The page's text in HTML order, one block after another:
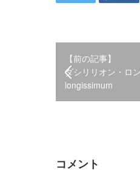
【前の記事】
ダシリリオン・ロ
longissimum
コメント